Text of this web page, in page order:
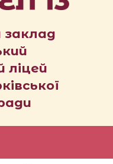
заклад
ліцей